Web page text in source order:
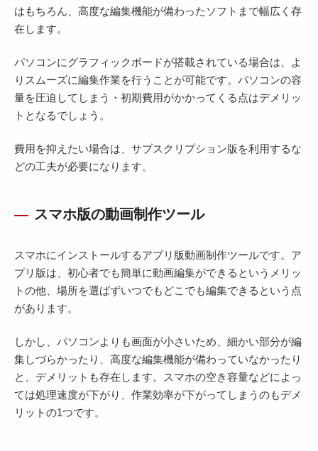
はもちろん、高度な編集機能が備わったソフトまで幅広く存
在します。
パソコンにグラフィックボードが搭載されている場合は、よ
りスムーズに編集作業を行うことが可能です。パソコンの容
量を圧迫してしまう・初期費用がかかってくる点はデメリッ
トとなるでしょう。
費用を抑えたい場合は、サブスクリプション版を利用するな
どの工夫が必要になります。
スマホ版の動画制作ツール
スマホにインストールするアプリ版動画制作ツールです。ア
プリ版は、初心者でも簡単に動画編集ができるというメリッ
トの他、場所を選ばずいつでもどこでも編集できるという点
があります。
しかし、パソコンよりも画面が小さいため、細かい部分が編
集しづらかったり、高度な編集機能が備わっていなかったり
と、デメリットも存在します。スマホの空き容量などによっ
ては処理速度が下がり、作業効率が下がってしまうのもデメ
リットの1つです。